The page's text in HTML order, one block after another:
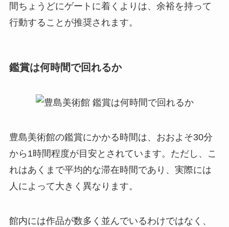
間ちょうどにゲートに着くよりは、余裕を持って
行動することが推奨されます。
鑑賞は何時間で回れるか
豊島美術館の鑑賞にかかる時間は、おおよそ30分
から1時間程度が目安とされています。ただし、こ
れはあくまで平均的な滞在時間であり、実際には
人によって大きく異なります。
館内には作品が数多く並んでいるわけではなく、